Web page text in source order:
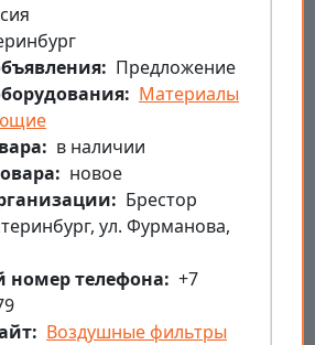
Предложение
Материалы
в наличии
новое
Брестор
ул. Фурманова,
номер телефона
+7
Воздушные фильтры